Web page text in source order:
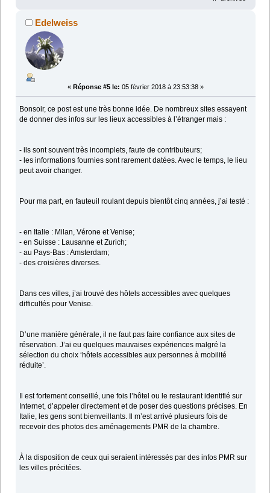
Edelweiss
« Réponse #5 le: 05 février 2018 à 23:53:38 »
Bonsoir, ce post est une très bonne idée. De nombreux sites essayent
de donner des infos sur les lieux accessibles à l’étranger mais :
- ils sont souvent très incomplets, faute de contributeurs;
- les informations fournies sont rarement datées. Avec le temps, le lieu
peut avoir changer.
Pour ma part, en fauteuil roulant depuis bientôt cinq années, j’ai testé :
- en Italie : Milan, Vérone et Venise;
- en Suisse : Lausanne et Zurich;
- au Pays-Bas : Amsterdam;
- des croisières diverses.
Dans ces villes, j’ai trouvé des hôtels accessibles avec quelques
difficultés pour Venise.
D’une manière générale, il ne faut pas faire confiance aux sites de
réservation. J’ai eu quelques mauvaises expériences malgré la
sélection du choix ‘hôtels accessibles aux personnes à mobilité
réduite’.
Il est fortement conseillé, une fois l’hôtel ou le restaurant identifié sur
Internet, d’appeler directement et de poser des questions précises. En
Italie, les gens sont bienveillants. Il m’est arrivé plusieurs fois de
recevoir des photos des aménagements PMR de la chambre.
À la disposition de ceux qui seraient intéressés par des infos PMR sur
les villes précitées.